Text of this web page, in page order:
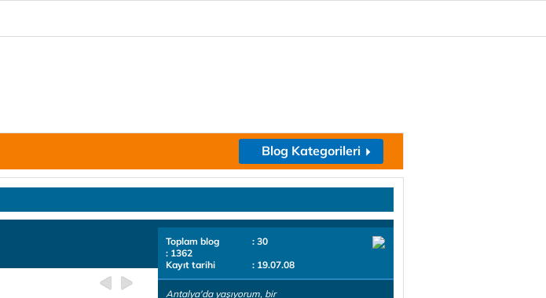
Blog Kategorileri
Toplam blog
: 30
: 1362
Kayıt tarihi
: 19.07.08
Antalya'da yaşıyorum, bir